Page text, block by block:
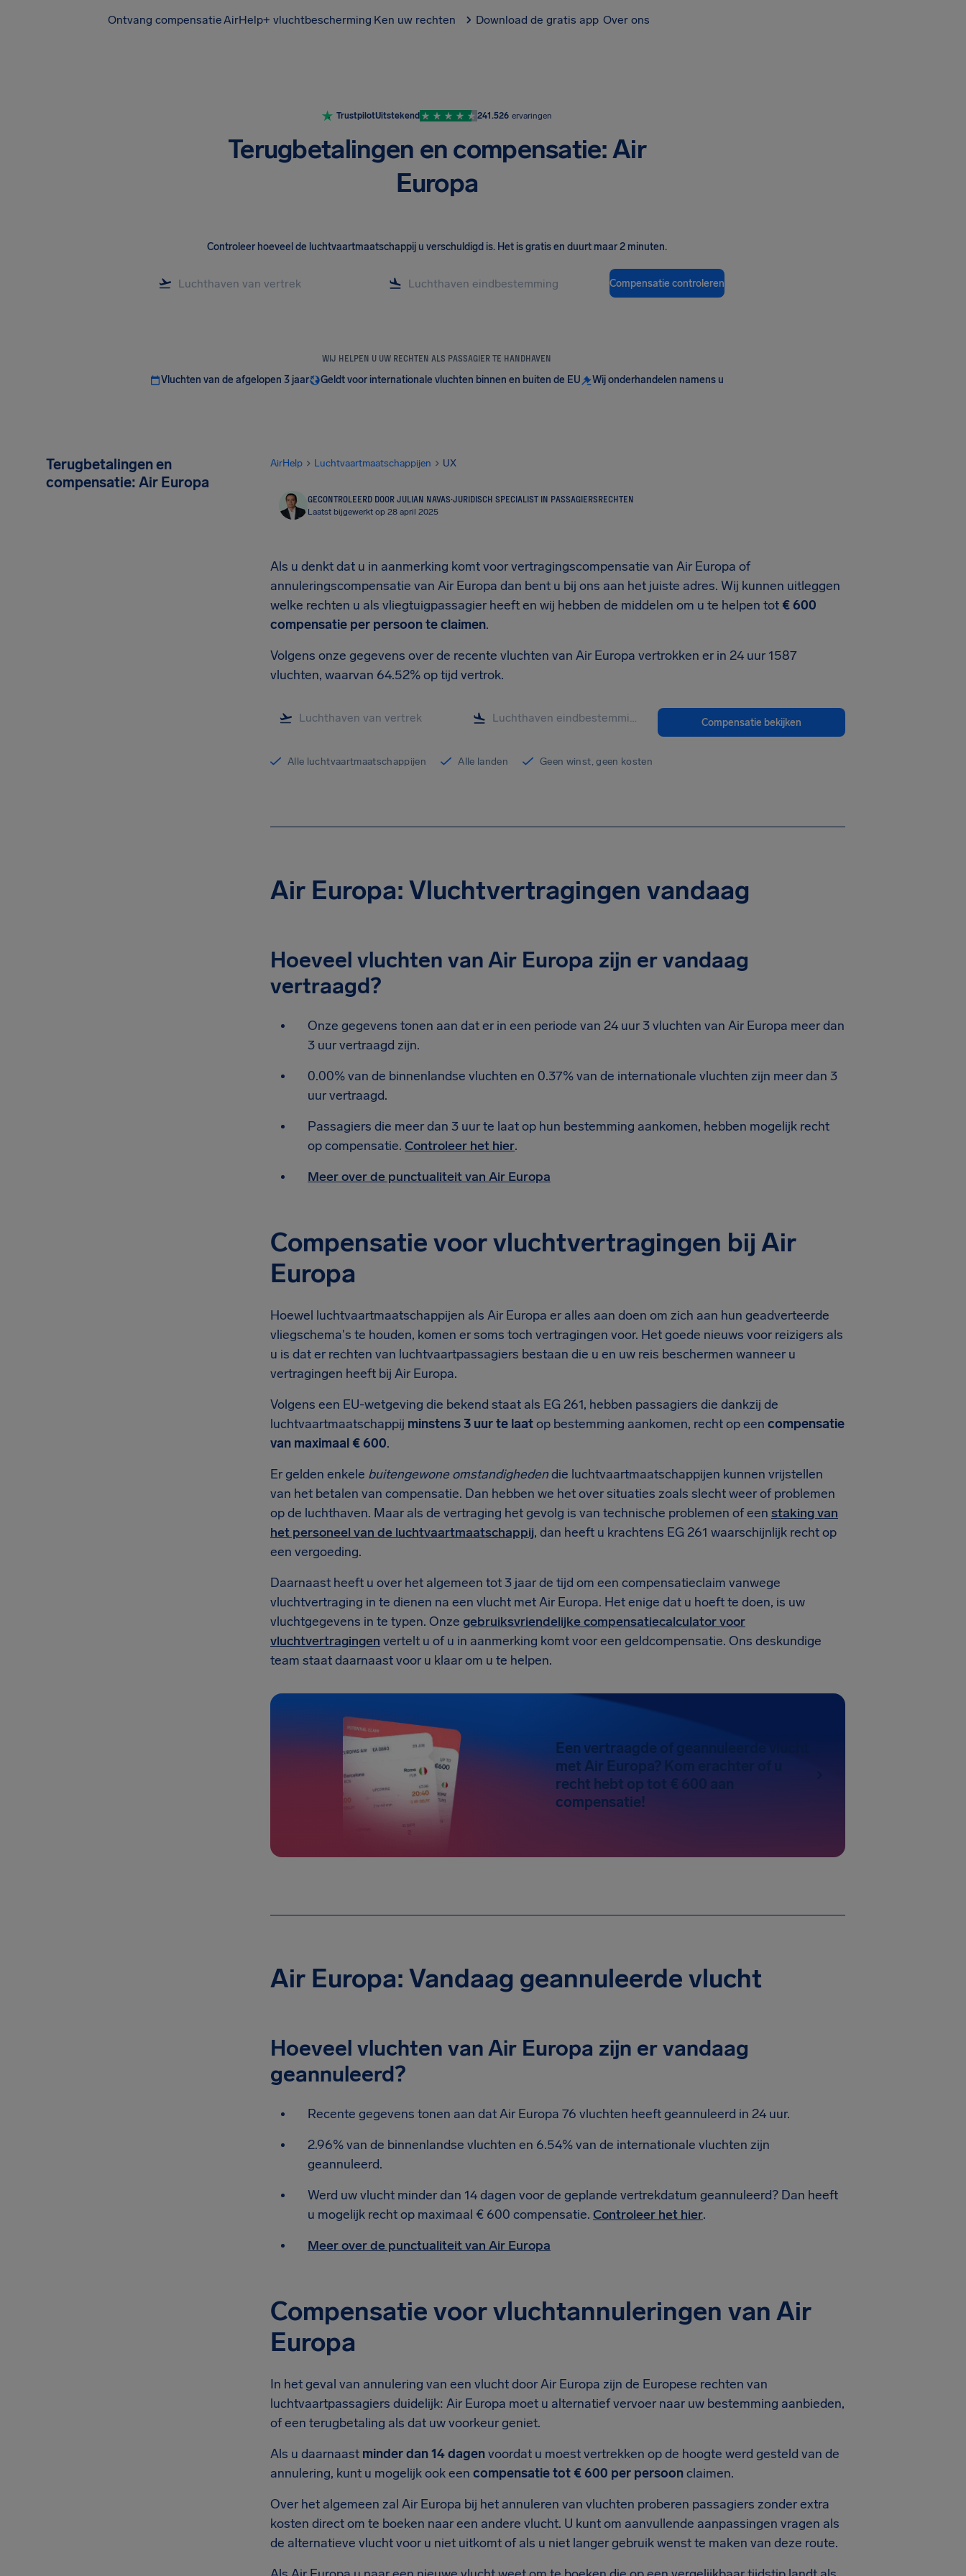
Ontvang compensatieAirHelp+ vluchtbescherming Ken uw rechten Download de gratis app Over ons
TrustpilotUitstekend 241.526 ervaringen
Terugbetalingen en compensatie: Air
Europa
Controleer hoeveel de luchtvaartmaatschappij u verschuldigd is. Het is gratis en duurt maar 2 minuten.
Compensatie controleren
WIJ HELPEN U UW RECHTEN ALS PASSAGIER TE HANDHAVEN
Vluchten van de afgelopen 3 jaar Geldt voor internationale vluchten binnen en buiten de EU Wij onderhandelen namens u
Terugbetalingen en
compensatie: Air Europa
AirHelp Luchtvaartmaatschappijen UX
GECONTROLEERD DOOR JULIAN NAVAS·JURIDISCH SPECIALIST IN PASSAGIERSRECHTEN
Laatst bijgewerkt op 28 april 2025
Als u denkt dat u in aanmerking komt voor vertragingscompensatie van Air Europa of
annuleringscompensatie van Air Europa dan bent u bij ons aan het juiste adres. Wij kunnen uitleggen
welke rechten u als vliegtuigpassagier heeft en wij hebben de middelen om u te helpen tot € 600
compensatie per persoon te claimen.
Volgens onze gegevens over de recente vluchten van Air Europa vertrokken er in 24 uur 1587
vluchten, waarvan 64.52% op tijd vertrok.
Compensatie bekijken
Alle luchtvaartmaatschappijen Alle landen Geen winst, geen kosten
Air Europa: Vluchtvertragingen vandaag
Hoeveel vluchten van Air Europa zijn er vandaag
vertraagd?
Onze gegevens tonen aan dat er in een periode van 24 uur 3 vluchten van Air Europa meer dan
3 uur vertraagd zijn.
0.00% van de binnenlandse vluchten en 0.37% van de internationale vluchten zijn meer dan 3
uur vertraagd.
Passagiers die meer dan 3 uur te laat op hun bestemming aankomen, hebben mogelijk recht
op compensatie. Controleer het hier.
Meer over de punctualiteit van Air Europa
Compensatie voor vluchtvertragingen bij Air
Europa
Hoewel luchtvaartmaatschappijen als Air Europa er alles aan doen om zich aan hun geadverteerde
vliegschema's te houden, komen er soms toch vertragingen voor. Het goede nieuws voor reizigers als
u is dat er rechten van luchtvaartpassagiers bestaan die u en uw reis beschermen wanneer u
vertragingen heeft bij Air Europa.
Volgens een EU-wetgeving die bekend staat als EG 261, hebben passagiers die dankzij de
luchtvaartmaatschappij minstens 3 uur te laatop bestemming aankomen, recht op een compensatie
van maximaal € 600.
Er gelden enkele buitengewone omstandighedendie luchtvaartmaatschappijen kunnen vrijstellen
van het betalen van compensatie. Dan hebben we het over situaties zoals slecht weer of problemen
op de luchthaven. Maar als de vertraging het gevolg is van technische problemen of een staking van
het personeel van de luchtvaartmaatschappij, dan heeft u krachtens EG 261 waarschijnlijk recht op
een vergoeding.
Daarnaast heeft u over het algemeen tot 3 jaar de tijd om een compensatieclaim vanwege
vluchtvertraging in te dienen na een vlucht met Air Europa. Het enige dat u hoeft te doen, is uw
vluchtgegevens in te typen. Onze gebruiksvriendelijke compensatiecalculator voor
vluchtvertragingen vertelt u of u in aanmerking komt voor een geldcompensatie. Ons deskundige
team staat daarnaast voor u klaar om u te helpen.
Een vertraagde of geannuleerde vlucht
met Air Europa? Kom erachter of u
recht hebt op tot € 600 aan
compensatie!
Air Europa: Vandaag geannuleerde vlucht
Hoeveel vluchten van Air Europa zijn er vandaag
geannuleerd?
Recente gegevens tonen aan dat Air Europa 76 vluchten heeft geannuleerd in 24 uur.
2.96% van de binnenlandse vluchten en 6.54% van de internationale vluchten zijn
geannuleerd.
Werd uw vlucht minder dan 14 dagen voor de geplande vertrekdatum geannuleerd? Dan heeft
u mogelijk recht op maximaal € 600 compensatie. Controleer het hier.
Meer over de punctualiteit van Air Europa
Compensatie voor vluchtannuleringen van Air
Europa
In het geval van annulering van een vlucht door Air Europa zijn de Europese rechten van
luchtvaartpassagiers duidelijk: Air Europa moet u alternatief vervoer naar uw bestemming aanbieden,
of een terugbetaling als dat uw voorkeur geniet.
Als u daarnaast minder dan 14 dagenvoordat u moest vertrekken op de hoogte werd gesteld van de
annulering, kunt u mogelijk ook een compensatie tot € 600 per persoonclaimen.
Over het algemeen zal Air Europa bij het annuleren van vluchten proberen passagiers zonder extra
kosten direct om te boeken naar een andere vlucht. U kunt om aanvullende aanpassingen vragen als
de alternatieve vlucht voor u niet uitkomt of als u niet langer gebruik wenst te maken van deze route.